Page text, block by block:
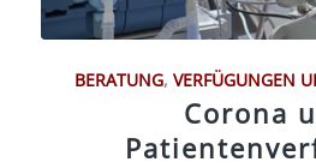
BERATUNG, VERFÜGUNGEN
Corona